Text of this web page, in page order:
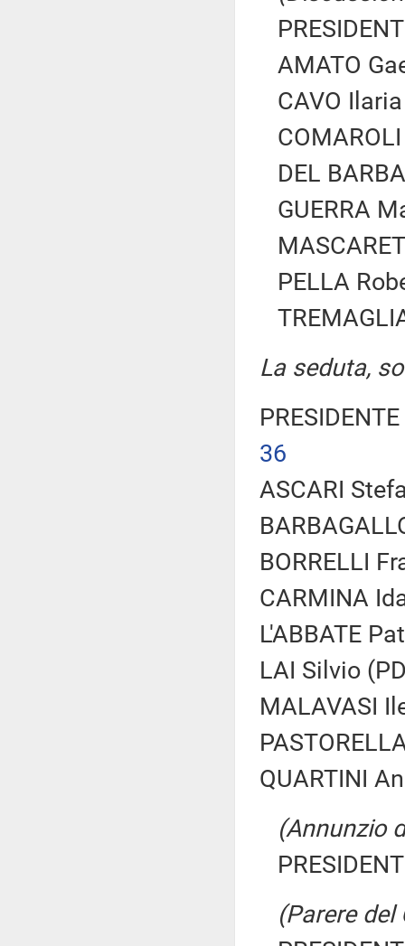
AMATO
CAVO
DEL
GUERRA
PELLA
La seduta,
36
ASCARI
BORRELLI
CARMINA
L'ABBATE
LAI Silvio
MALAVASI
QUARTINI
(Annunzio
(Parere del